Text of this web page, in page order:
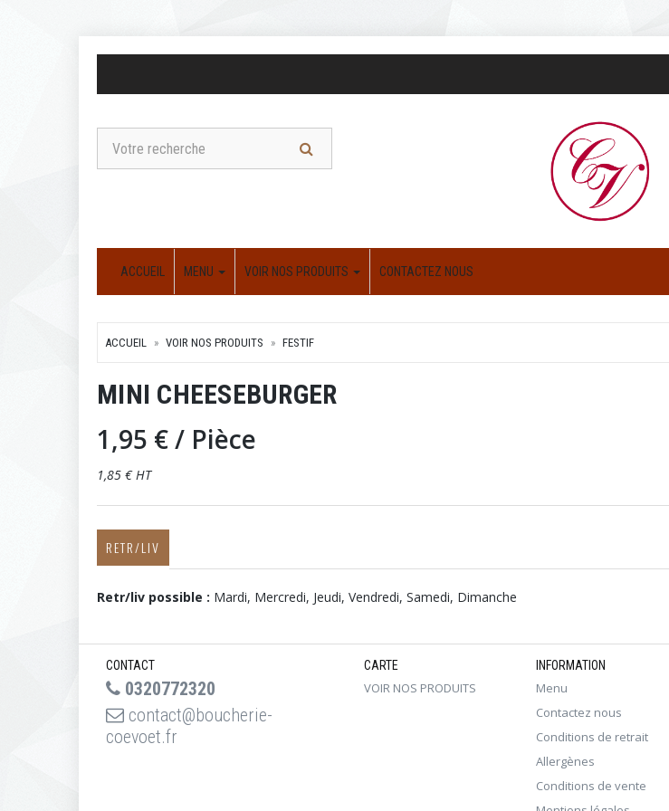
ACCUEIL MENU VOIR NOS PRODUITS CONTACTEZ NOUS
ACCUEIL VOIR NOS PRODUITS FESTIF
MINI CHEESEBURGER
1,95 €/ Pièce
1,85 € HT
RETR/LIV
Retr/liv possible : Mardi, Mercredi, Jeudi, Vendredi, Samedi, Dimanche
CONTACT
0320772320
contact@boucherie-
coevoet.fr
CARTE
VOIR NOS PRODUITS
INFORMATION
Menu
Contactez nous
Conditions de retrait
Allergènes
Conditions de vente